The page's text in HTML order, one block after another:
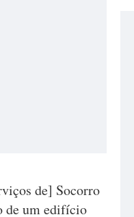
de] Socorro
de um edifício